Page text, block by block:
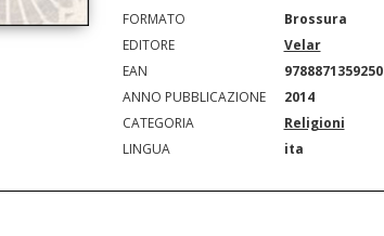
FORMATO
Brossura
EDITORE
Velar
EAN
9788871359250
ANNO PUBBLICAZIONE
2014
CATEGORIA
Religioni
LINGUA
ita